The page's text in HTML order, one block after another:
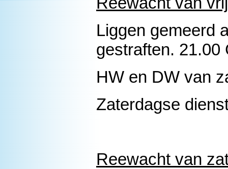
Liggen gemeerd
gestraften. 21.00
HW en DW van
Zaterdagse
Reewacht van